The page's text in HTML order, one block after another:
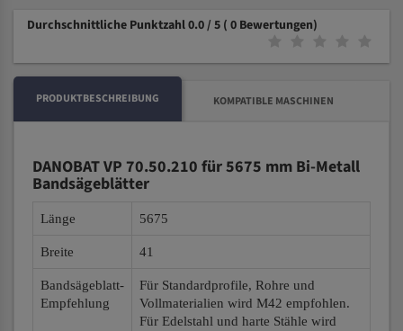
Durchschnittliche Punktzahl 0.0 / 5 ( 0 Bewertungen)
PRODUKTBESCHREIBUNG KOMPATIBLE MASCHINEN
DANOBAT VP 70.50.210 für 5675 mm Bi-Metall
Bandsägeblätter
Länge 5675
Breite 41
Bandsägeblatt-
Empfehlung
Für Standardprofile, Rohre und
Vollmaterialien wird M42 empfohlen.
Für Edelstahl und harte Stähle wird